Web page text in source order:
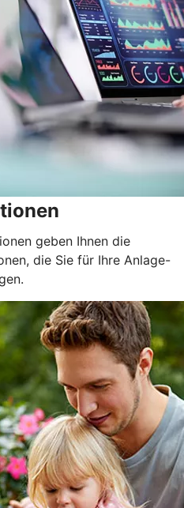
geben Ihnen die
die Sie für Ihre Anlage-